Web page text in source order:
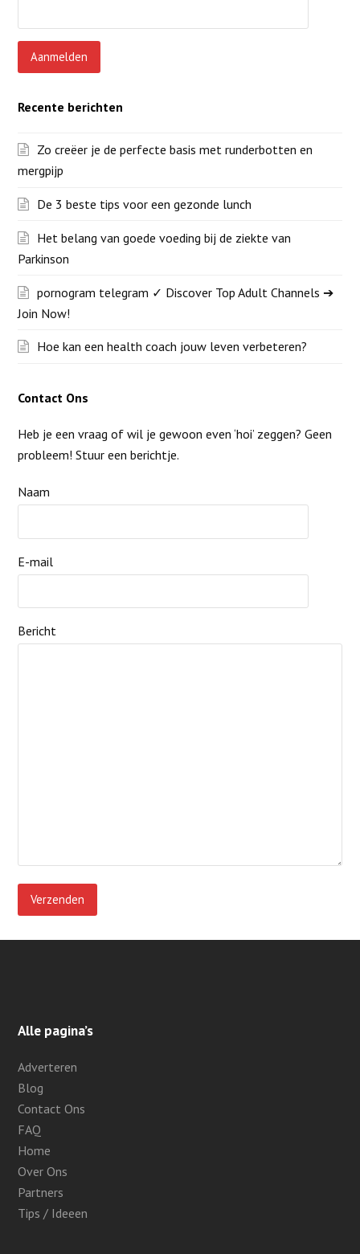
Recente berichten
Zo creëer je de perfecte basis met runderbotten en
mergpijp
De 3 beste tips voor een gezonde lunch
Het belang van goede voeding bij de ziekte van
Parkinson
pornogram telegram ✓ Discover Top Adult Channels ➔
Join Now!
Hoe kan een health coach jouw leven verbeteren?
Contact Ons
Heb je een vraag of wil je gewoon even ‘hoi’ zeggen? Geen
probleem! Stuur een berichtje.
Naam
E-mail
Bericht
Alle pagina’s
Adverteren
Blog
Contact Ons
FAQ
Home
Over Ons
Partners
Tips / Ideeen